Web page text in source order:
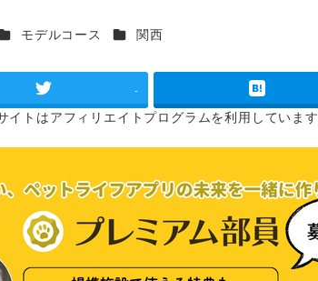
テゴリー
モデルコース カテゴリー
関西
-
イトはアフィリエイトプログラムを利用しています